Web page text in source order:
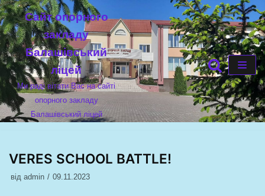
Перейти
до
вмісту
Cайт опорного
закладу
Балашівський
ліцей
Ми раді вітати Вас на сайті
опорного закладу
Балашівський ліцей
VERES SCHOOL BATTLE!
від admin 09.11.2023